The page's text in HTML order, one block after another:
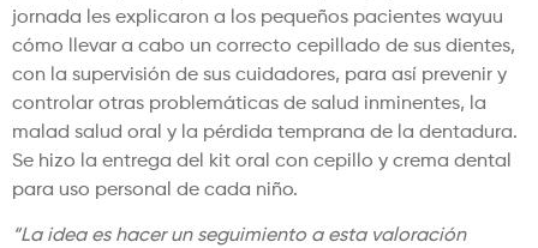
jornada les explicaron a los pequeños pacientes wayuu
cómo llevar a cabo un correcto cepillado de sus dientes,
con la supervisión de sus cuidadores, para así prevenir y
controlar otras problemáticas de salud inminentes, la
malad salud oral y la pérdida temprana de la dentadura.
Se hizo la entrega del kit oral con cepillo y crema dental
para uso personal de cada niño.
“La idea es hacer un seguimiento a esta valoración